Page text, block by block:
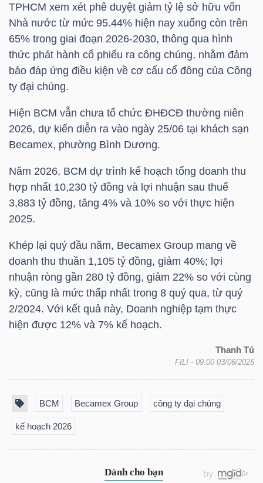
TPHCM xem xét phê duyệt giảm tỷ lệ sở hữu vốn
Nhà nước từ mức 95.44% hiện nay xuống còn trên
65% trong giai đoạn 2026-2030, thông qua hình
thức phát hành cổ phiếu ra công chúng, nhằm đảm
bảo đáp ứng điều kiện về cơ cấu cổ đông của Công
ty đại chúng.
Hiện BCM vẫn chưa tổ chức ĐHĐCĐ thường niên
2026, dự kiến diễn ra vào ngày 25/06 tại khách sạn
Becamex, phường Bình Dương.
Năm 2026, BCM dự trình kế hoạch tổng doanh thu
hợp nhất 10,230 tỷ đồng và lợi nhuận sau thuế
3,883 tỷ đồng, tăng 4% và 10% so với thực hiện
2025.
Khép lại quý đầu năm, Becamex Group mang về
doanh thu thuần 1,105 tỷ đồng, giảm 40%; lợi
nhuận ròng gần 280 tỷ đồng, giảm 22% so với cùng
kỳ, cũng là mức thấp nhất trong 8 quý qua, từ quý
2/2024. Với kết quả này, Doanh nghiệp tạm thực
hiện được 12% và 7% kế hoạch.
Thanh Tú
FILI - 09:00 03/06/2026
BCM Becamex Group công ty đại chúng
kế hoạch 2026
NGÀNH
CỔ
PHIẾU
PHÁI
SINH
CỤ
ĐẦU